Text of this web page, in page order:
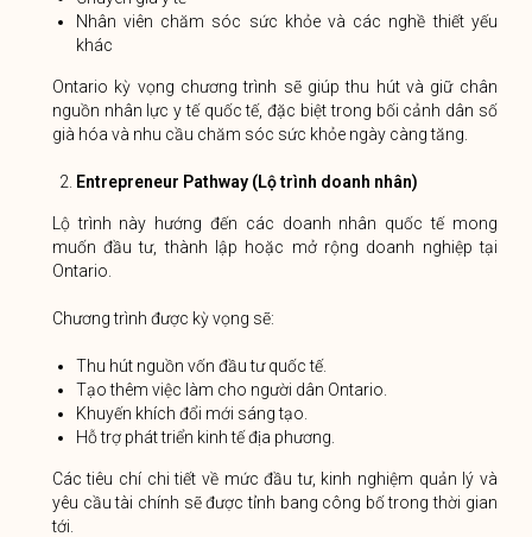
Nhân viên chăm sóc sức khỏe và các nghề thiết yếu
khác
Ontario kỳ vọng chương trình sẽ giúp thu hút và giữ chân
nguồn nhân lực y tế quốc tế, đặc biệt trong bối cảnh dân số
già hóa và nhu cầu chăm sóc sức khỏe ngày càng tăng.
Entrepreneur Pathway (Lộ trình doanh nhân)
Lộ trình này hướng đến các doanh nhân quốc tế mong
muốn đầu tư, thành lập hoặc mở rộng doanh nghiệp tại
Ontario.
Chương trình được kỳ vọng sẽ:
Thu hút nguồn vốn đầu tư quốc tế.
Tạo thêm việc làm cho người dân Ontario.
Khuyến khích đổi mới sáng tạo.
Hỗ trợ phát triển kinh tế địa phương.
Các tiêu chí chi tiết về mức đầu tư, kinh nghiệm quản lý và
yêu cầu tài chính sẽ được tỉnh bang công bố trong thời gian
tới.